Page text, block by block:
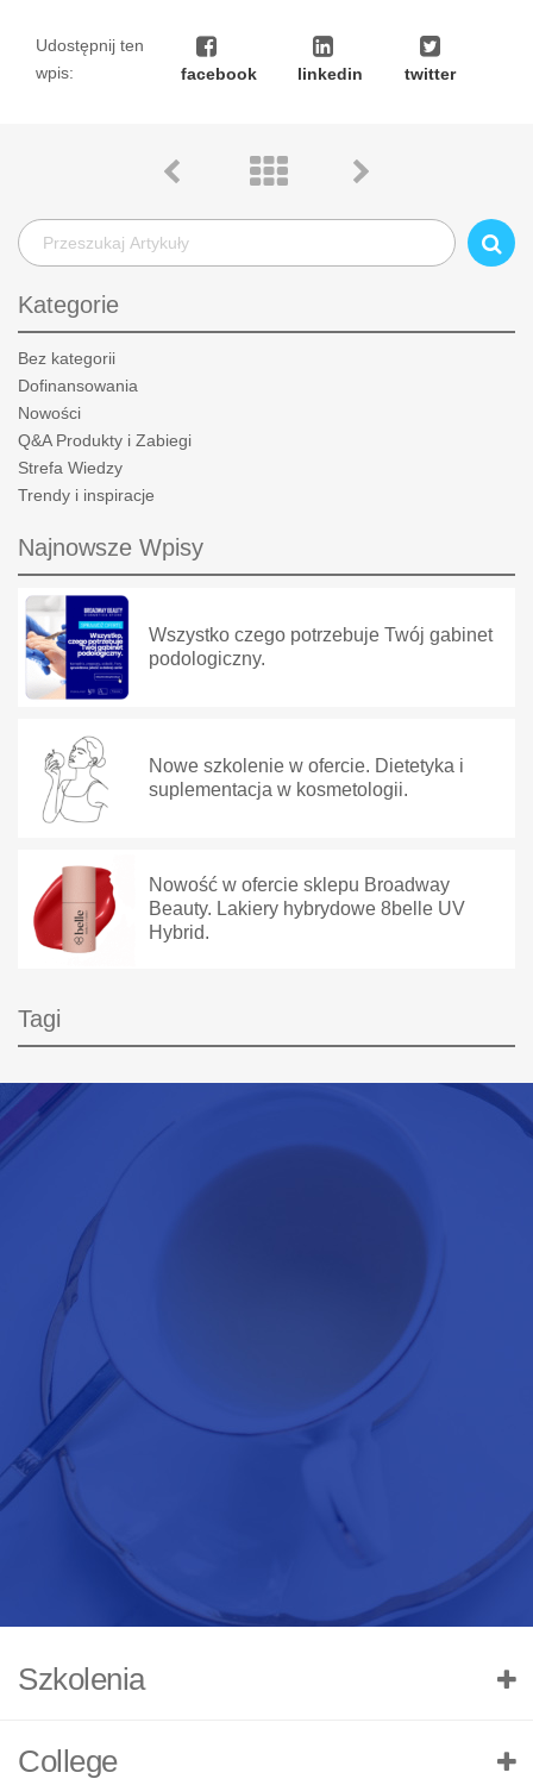
Udostępnij ten
wpis:
facebook linkedin twitter
Kategorie
Bez kategorii
Dofinansowania
Nowości
Q&A Produkty i Zabiegi
Strefa Wiedzy
Trendy i inspiracje
Najnowsze Wpisy
Wszystko czego potrzebuje Twój gabinet
podologiczny.
Nowe szkolenie w ofercie. Dietetyka i
suplementacja w kosmetologii.
Nowość w ofercie sklepu Broadway
Beauty. Lakiery hybrydowe 8belle UV
Hybrid.
Tagi
Szkolenia
College